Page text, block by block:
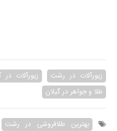
زیورآلات در رشت زیورآلات در
طلا و جواهر در گیلان
بهترین طلافروشی در رشت